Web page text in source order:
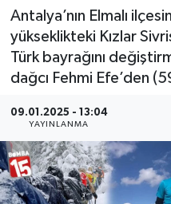
Antalya’nın Elmalı
yükseklikteki Kızlar
Türk bayrağını
dağcı Fehmi Efe’den
09.01.2025 - 13:04
YAYINLANMA
Türkiye